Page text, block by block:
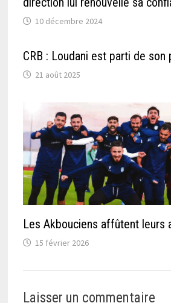
10 décembre 2024
CRB : Loudani est parti de son
21 août 2025
Les Akbouciens affûtent leurs
15 février 2026
Laisser un commentaire